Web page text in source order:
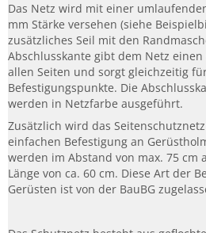
Das Netz wird mit einer
mm Stärke versehen (siehe
zusätzliches Seil mit den
Abschlusskante gibt dem Netz
allen Seiten und sorgt gleichzeitig
Befestigungspunkte. Die
werden in Netzfarbe ausgeführt.
Zusätzlich wird das
einfachen Befestigung an
werden im Abstand von max. 75 cm
Länge von ca. 60 cm. Diese Art der
Gerüsten ist von der BauBG